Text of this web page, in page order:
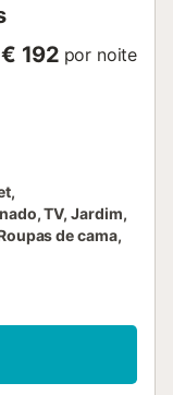
€ 192 por noite
TV, Jardim,
de cama,